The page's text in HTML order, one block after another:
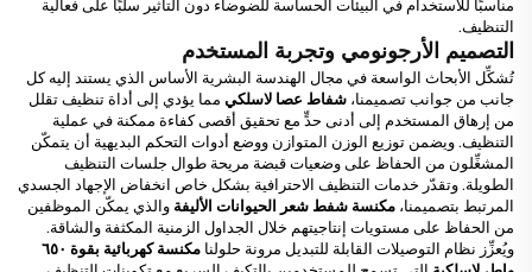
مناسبًا للاستخدام في البيئات الحساسة للضوضاء دون التأثير سلبًا على فعالية
التنظيف.
التصميم الأرجونومي وتجربة المستخدم
تُشكِّل الأبحاث الواسعة في مجال الهندسة البشرية الأساس الذي يستند إليه كل
جانب من جوانب تصميمنا، شفاط عصا لاسلكي مما يؤدي إلى أداة تنظيف تقلل
من إرهاق المستخدم إلى أدنى حدٍّ مع تحقيق أقصى كفاءة ممكنة في عملية
التنظيف. ويضمن توزيع الوزن المتوازن ووضع أدوات التحكم البديهية أن يتمكّن
المشغِّلون من الحفاظ على وضعيات قبضة مريحة طوال جلسات التنظيف
الطويلة. وتقدّر خدمات التنظيف الاحترافية بشكل خاص انخفاض الإجهاد الجسدي
المرتبط بتصميمنا، مكنسة شفط شعر الحيوانات الأليفة والذي يمكّن الموظفين
من الحفاظ على مستويات إنتاجيتهم خلال الجداول الزمنية المكثفة والشاقة.
ويُعزِّز نظام التوصيلات القابلة للتبديل مرونة حلولنا
مكنسة كهربائية بقوة ٦٥٠